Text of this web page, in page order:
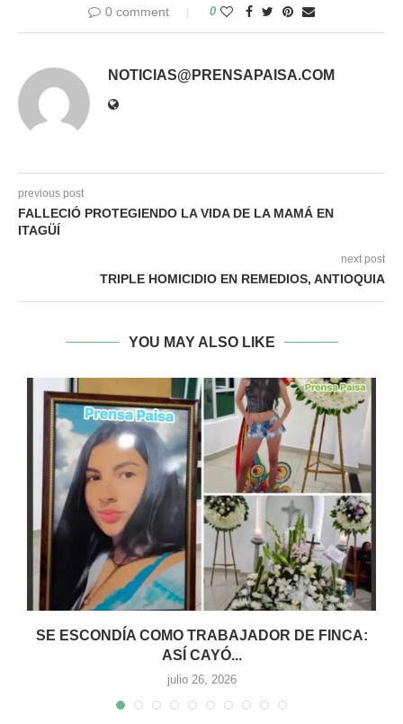
0 comment 0
NOTICIAS@PRENSAPAISA.COM
previous post
FALLECIÓ PROTEGIENDO LA VIDA DE LA MAMÁ EN
ITAGÜÍ
next post
TRIPLE HOMICIDIO EN REMEDIOS, ANTIOQUIA
YOU MAY ALSO LIKE
SE ESCONDÍA COMO TRABAJADOR DE FINCA:
ASÍ CAYÓ...
julio 26, 2026